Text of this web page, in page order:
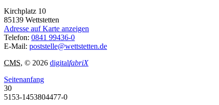
Kirchplatz 10
85139 Wettstetten
Adresse auf Karte anzeigen
Telefon: 0841 99436-0
E-Mail: poststelle@wettstetten.de
CMS, © 2026 digitalfabriX
Seitenanfang
30
5153-1453804477-0